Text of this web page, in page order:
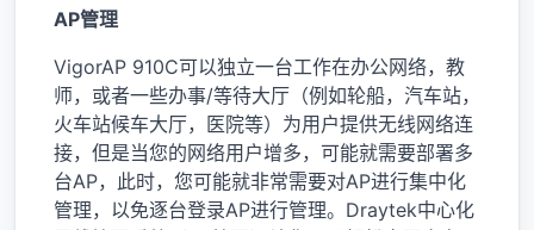
AP管理
VigorAP 910C可以独立一台工作在办公网络，教
师，或者一些办事/等待大厅（例如轮船，汽车站，
火车站候车大厅，医院等）为用户提供无线网络连
接，但是当您的网络用户增多，可能就需要部署多
台AP，此时，您可能就非常需要对AP进行集中化
管理，以免逐台登录AP进行管理。Draytek中心化